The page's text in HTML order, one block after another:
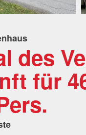
des
für